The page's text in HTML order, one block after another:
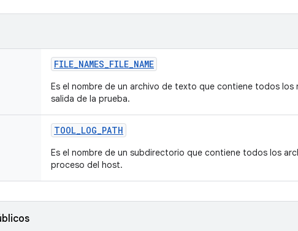
FILE_NAMES_FILE_NAME
Es el nombre de un archivo de texto que contiene todos los
salida de la prueba.
TOOL_LOG_PATH
Es el nombre de un subdirectorio que contiene todos los
proceso del host.